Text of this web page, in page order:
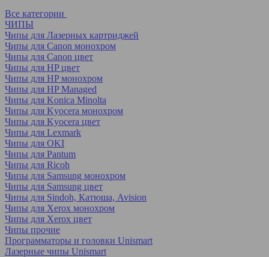
Все категории
ЧИПЫ
Чипы для Лазерных картриджей
Чипы для Canon монохром
Чипы для Canon цвет
Чипы для HP цвет
Чипы для HP монохром
Чипы для HP Managed
Чипы для Konica Minolta
Чипы для Kyocera монохром
Чипы для Kyocera цвет
Чипы для Lexmark
Чипы для OKI
Чипы для Pantum
Чипы для Ricoh
Чипы для Samsung монохром
Чипы для Samsung цвет
Чипы для Sindoh, Катюша, Avision
Чипы для Xerox монохром
Чипы для Xerox цвет
Чипы прочие
Программаторы и головки Unismart
Лазерные чипы Unismart